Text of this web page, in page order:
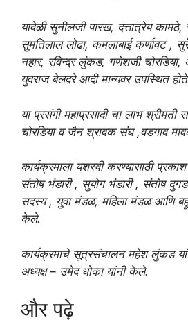
यावेळी सुनीलजी पारख, दत्तात्रेय
सुमतिलाल लोढा, कमलाबाई कर्णावट ,
नहार, रविन्द्र लुंकड, गणेशजी
युवराज बेलदरे आदी मान्यवर उपस्थित
या प्रसंगी महाप्रसादी चा लाभ
चोरडिया व जैन श्रावक संघ ,वडगाव
कार्यक्रमाला यशस्वी करण्यासाठी
संतोष भंडारी , सुयोग भंडारी , संतोष
सदस्य , युवा मंडळ, महिला मंडळ आणि
केले.
कार्यक्रमाचे सूत्रसंचालन महेश लुंकड
अध्यक्ष – उमेद धोका यांनी केले.
और पढ़े